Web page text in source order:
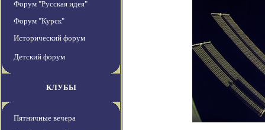
Форум "Русская идея"
Форум "Курск"
Исторический форум
Детский форум
КЛУБЫ
Пятничные вечера